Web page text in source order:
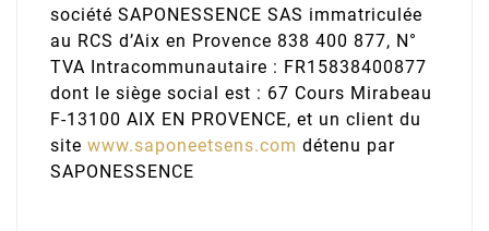
société SAPONESSENCE SAS immatriculée
au RCS d’Aix en Provence 838 400 877, N°
TVA Intracommunautaire : FR15838400877
dont le siège social est : 67 Cours Mirabeau
F-13100 AIX EN PROVENCE, et un client du
site www.saponeetsens.com détenu par
SAPONESSENCE